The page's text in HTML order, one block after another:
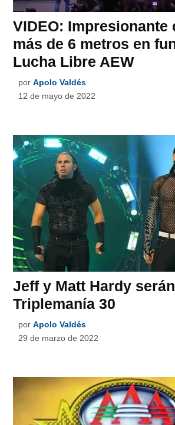
VIDEO: Impresionante
más de 6 metros en
Lucha Libre AEW
por Apolo Valdés
12 de mayo de 2022
Jeff y Matt Hardy
Triplemanía 30
por Apolo Valdés
29 de marzo de 2022